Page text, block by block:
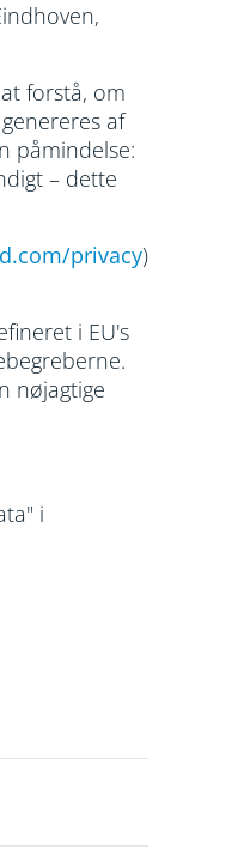
forstå, om
af
påmindelse:
– dette
privacy)
i EU's
nøjagtige
i